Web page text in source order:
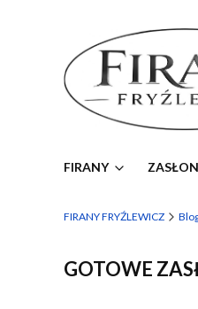
FIRANY
FIRANY FRYŹLEWICZ
GOTOWE